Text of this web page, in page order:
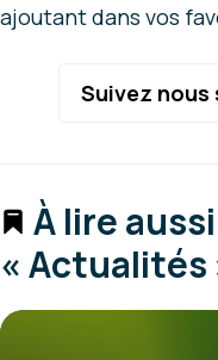
ajoutant dans vos
Suivez nous
À lire
« Actualités